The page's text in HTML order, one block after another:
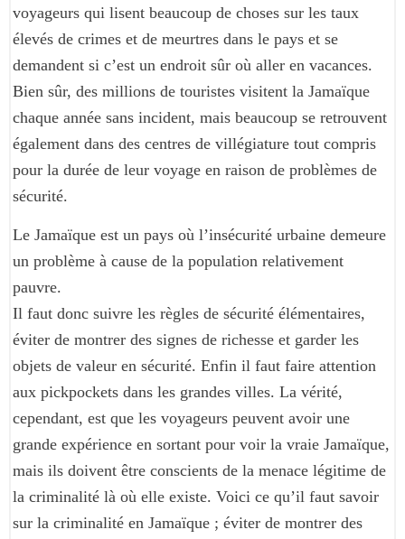
voyageurs qui lisent beaucoup de choses sur les taux
élevés de crimes et de meurtres dans le pays et se
demandent si c’est un endroit sûr où aller en vacances.
Bien sûr, des millions de touristes visitent la Jamaïque
chaque année sans incident, mais beaucoup se retrouvent
également dans des centres de villégiature tout compris
pour la durée de leur voyage en raison de problèmes de
sécurité.
Le Jamaïque est un pays où l’insécurité urbaine demeure
un problème à cause de la population relativement
pauvre.
Il faut donc suivre les règles de sécurité élémentaires,
éviter de montrer des signes de richesse et garder les
objets de valeur en sécurité. Enfin il faut faire attention
aux pickpockets dans les grandes villes. La vérité,
cependant, est que les voyageurs peuvent avoir une
grande expérience en sortant pour voir la vraie Jamaïque,
mais ils doivent être conscients de la menace légitime de
la criminalité là où elle existe. Voici ce qu’il faut savoir
sur la criminalité en Jamaïque ; éviter de montrer des